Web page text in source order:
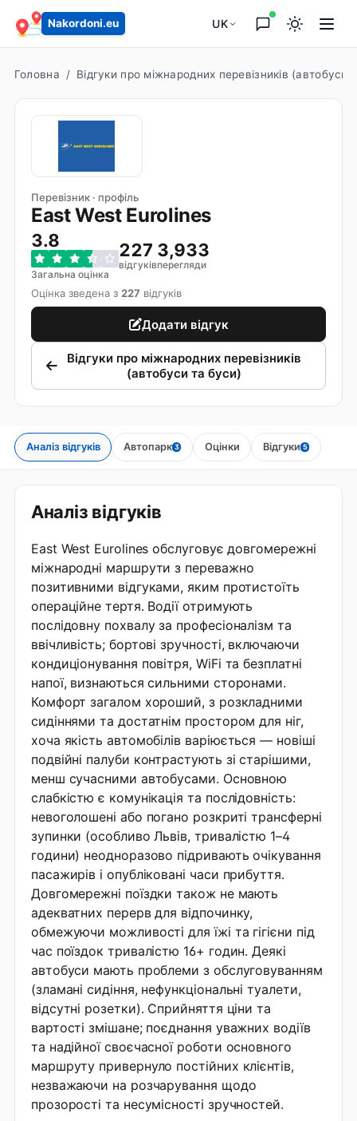
Nakordoni.eu UK
Головна Відгуки про міжнародних перевізників (автобуси
Перевізник · профіль
East West Eurolines
3.8
Загальна оцінка
227
відгуків
3,933
перегляди
Оцінка зведена з 227 відгуків
Додати відгук
Відгуки про міжнародних перевізників
(автобуси та буси)
Аналіз відгуків Автопарк 3 Оцінки Відгуки 5
Аналіз відгуків
East West Eurolines обслуговує довгомережні
міжнародні маршрути з переважно
позитивними відгуками, яким протистоїть
операційне тертя. Водії отримують
послідовну похвалу за професіоналізм та
ввічливість; бортові зручності, включаючи
кондиціонування повітря, WiFi та безплатні
напої, визнаються сильними сторонами.
Комфорт загалом хороший, з розкладними
сидіннями та достатнім простором для ніг,
хоча якість автомобілів варіюється — новіші
подвійні палуби контрастують зі старішими,
менш сучасними автобусами. Основною
слабкістю є комунікація та послідовність:
невоголошені або погано розкриті трансферні
зупинки (особливо Львів, тривалістю 1–4
години) неодноразово підривають очікування
пасажирів і опубліковані часи прибуття.
Довгомережні поїздки також не мають
адекватних перерв для відпочинку,
обмежуючи можливості для їжі та гігієни під
час поїздок тривалістю 16+ годин. Деякі
автобуси мають проблеми з обслуговуванням
(зламані сидіння, нефункціональні туалети,
відсутні розетки). Сприйняття ціни та
вартості змішане; поєднання уважних водіїв
та надійної своєчасної роботи основного
маршруту привернуло постійних клієнтів,
незважаючи на розчарування щодо
прозорості та несумісності зручностей.